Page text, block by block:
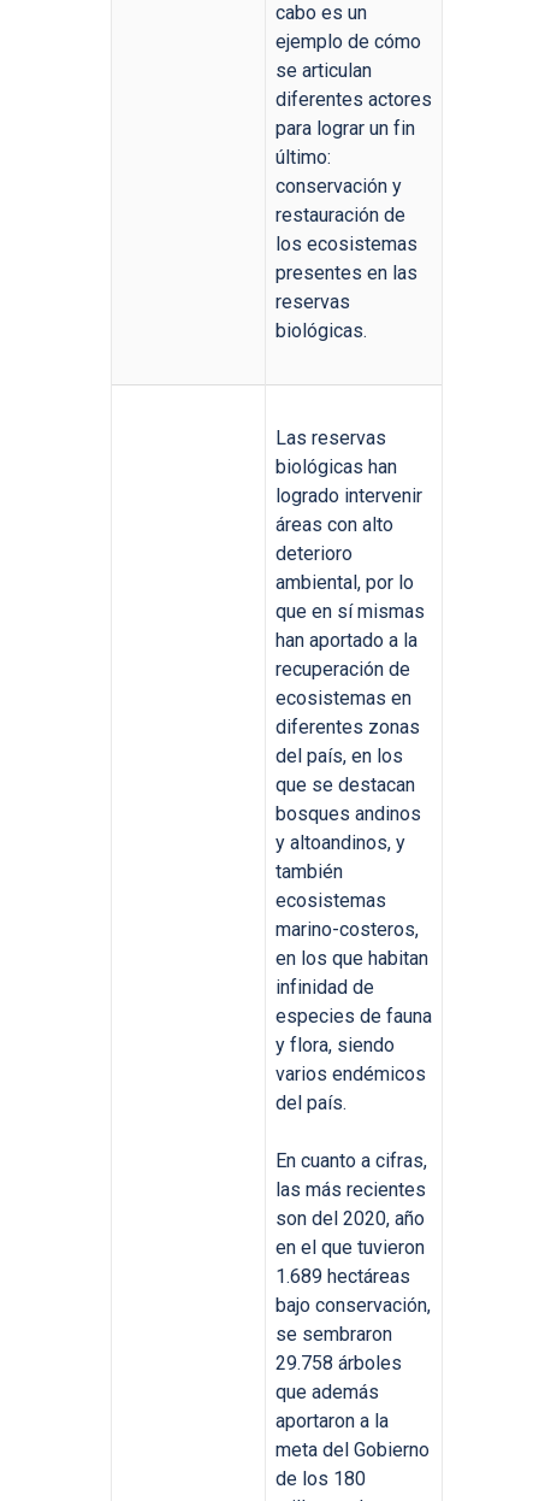
cabo es un
ejemplo de cómo
se articulan
diferentes actores
para lograr un fin
último:
conservación y
restauración de
los ecosistemas
presentes en las
reservas
biológicas.
Las reservas
biológicas han
logrado intervenir
áreas con alto
deterioro
ambiental, por lo
que en sí mismas
han aportado a la
recuperación de
ecosistemas en
diferentes zonas
del país, en los
que se destacan
bosques andinos
y altoandinos, y
también
ecosistemas
marino-costeros,
en los que habitan
infinidad de
especies de fauna
y flora, siendo
varios endémicos
del país.
En cuanto a cifras,
las más recientes
son del 2020, año
en el que tuvieron
1.689 hectáreas
bajo conservación,
se sembraron
29.758 árboles
que además
aportaron a la
meta del Gobierno
de los 180